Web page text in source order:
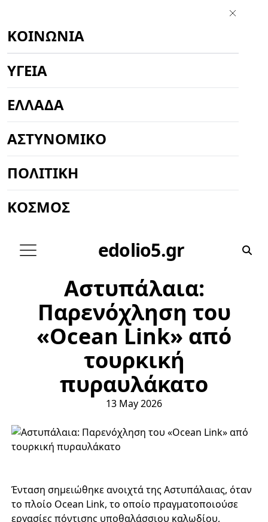
ΚΟΙΝΩΝΊΑ
ΥΓΕΊΑ
ΕΛΛΆΔΑ
ΑΣΤΥΝΟΜΙΚΌ
ΠΟΛΙΤΙΚΉ
ΚΌΣΜΟΣ
edolio5.gr
Αστυπάλαια:
Παρενόχληση του
«Ocean Link» από
τουρκική
πυραυλάκατο
13 May 2026
Ένταση σημειώθηκε ανοιχτά της Αστυπάλαιας, όταν
το πλοίο Ocean Link, το οποίο πραγματοποιούσε
εργασίες πόντισης υποθαλάσσιου καλωδίου,